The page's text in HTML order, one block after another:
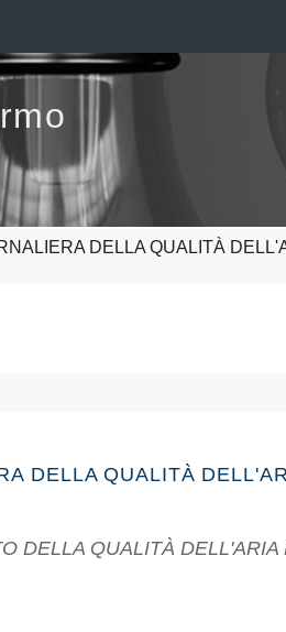
DELLA QUALITÀ
DELLA QUALITÀ